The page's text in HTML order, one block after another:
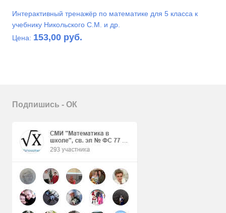
Интерактивный тренажёр по математике для 5 класса к
учебнику Никольского С.М. и др.
Цена: 153,00 руб.
Подпишись - ОК